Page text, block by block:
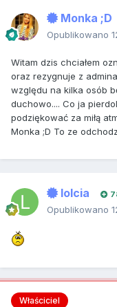
Monka ;D
Opublikowano
Witam dzis chciałem
oraz rezygnuje z
względu na kilka osób
duchowo.... Co ja
podziękować za miłą
Monka ;D To ze
lolcia
Opublikowano
Właściciel